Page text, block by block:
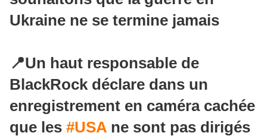
Ukraine ne se termine jamais
📍Un haut responsable de
BlackRock déclare dans un
enregistrement en caméra cachée
que les #USA ne sont pas dirigés